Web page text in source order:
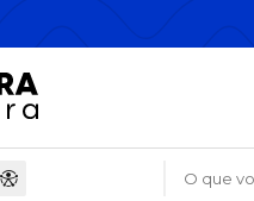
O que